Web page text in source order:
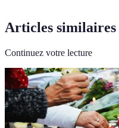
Articles similaires
Continuez votre lecture